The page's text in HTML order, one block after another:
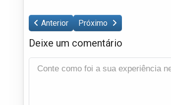
Anterior Próximo
Deixe um comentário